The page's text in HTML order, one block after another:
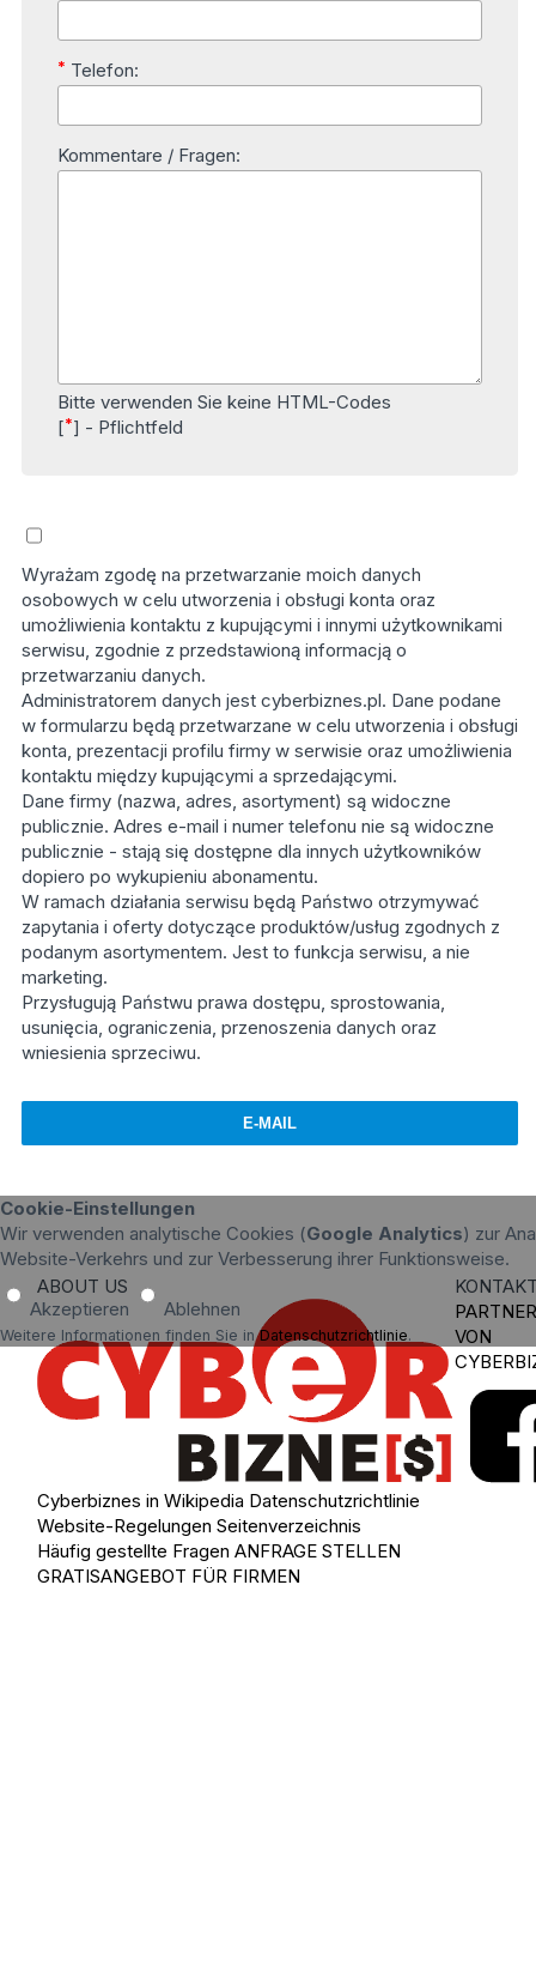
* Telefon:
Kommentare / Fragen:
Bitte verwenden Sie keine HTML-Codes
[*] - Pflichtfeld
Wyrażam zgodę na przetwarzanie moich danych
osobowych w celu utworzenia i obsługi konta oraz
umożliwienia kontaktu z kupującymi i innymi użytkownikami
serwisu, zgodnie z przedstawioną informacją o
przetwarzaniu danych.
Administratorem danych jest cyberbiznes.pl. Dane podane
w formularzu będą przetwarzane w celu utworzenia i obsługi
konta, prezentacji profilu firmy w serwisie oraz umożliwienia
kontaktu między kupującymi a sprzedającymi.
Dane firmy (nazwa, adres, asortyment) są widoczne
publicznie. Adres e-mail i numer telefonu nie są widoczne
publicznie - stają się dostępne dla innych użytkowników
dopiero po wykupieniu abonamentu.
W ramach działania serwisu będą Państwo otrzymywać
zapytania i oferty dotyczące produktów/usług zgodnych z
podanym asortymentem. Jest to funkcja serwisu, a nie
marketing.
Przysługują Państwu prawa dostępu, sprostowania,
usunięcia, ograniczenia, przenoszenia danych oraz
wniesienia sprzeciwu.
Cookie-Einstellungen
Wir verwenden analytische Cookies (Google Analytics) zur
Website-Verkehrs und zur Verbesserung ihrer Funktionsweise.
Akzeptieren Ablehnen
Weitere Informationen finden Sie inDatenschutzrichtlinie.
ABOUT US
Cyberbiznes in Wikipedia Datenschutzrichtlinie
Website-Regelungen Seitenverzeichnis
Häufig gestellte Fragen ANFRAGE STELLEN
GRATISANGEBOT FÜR FIRMEN
VON